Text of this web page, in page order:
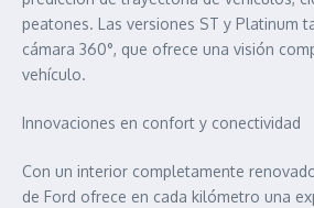
peatones. Las versiones ST y Platinum
cámara 360°, que ofrece una visión
vehículo.
Innovaciones en confort y conectividad
Con un interior completamente
de Ford ofrece en cada kilómetro una